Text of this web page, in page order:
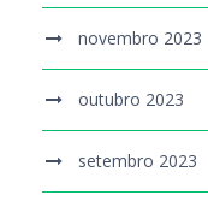
novembro 2023
outubro 2023
setembro 2023